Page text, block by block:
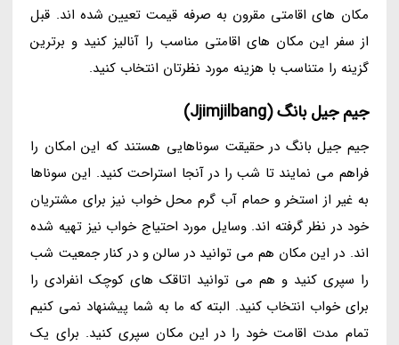
مکان های اقامتی مقرون به صرفه قیمت تعیین شده اند. قبل
از سفر این مکان های اقامتی مناسب را آنالیز کنید و برترین
گزینه را متناسب با هزینه مورد نظرتان انتخاب کنید.
جیم جیل بانگ (Jjimjilbang)
جیم جیل بانگ در حقیقت سوناهایی هستند که این امکان را
فراهم می نمایند تا شب را در آنجا استراحت کنید. این سوناها
به غیر از استخر و حمام آب گرم محل خواب نیز برای مشتریان
خود در نظر گرفته اند. وسایل مورد احتیاج خواب نیز تهیه شده
اند. در این مکان هم می توانید در سالن و در کنار جمعیت شب
را سپری کنید و هم می توانید اتاقک های کوچک انفرادی را
برای خواب انتخاب کنید. البته که ما به شما پیشنهاد نمی کنیم
تمام مدت اقامت خود را در این مکان سپری کنید. برای یک